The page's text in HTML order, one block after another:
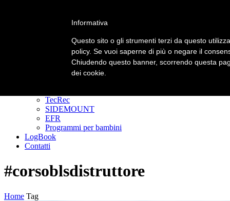
Padi Freediver
TecRec
SIDEMOUNT
EFR
Programmi per bambini
LogBook
Contatti
#corsoblsdistruttore
Home Tag
Informativa
Questo sito o gli strumenti terzi da questo
policy. Se vuoi saperne di più o negare il
Chiudendo questo banner, scorrendo questa
dei cookie.